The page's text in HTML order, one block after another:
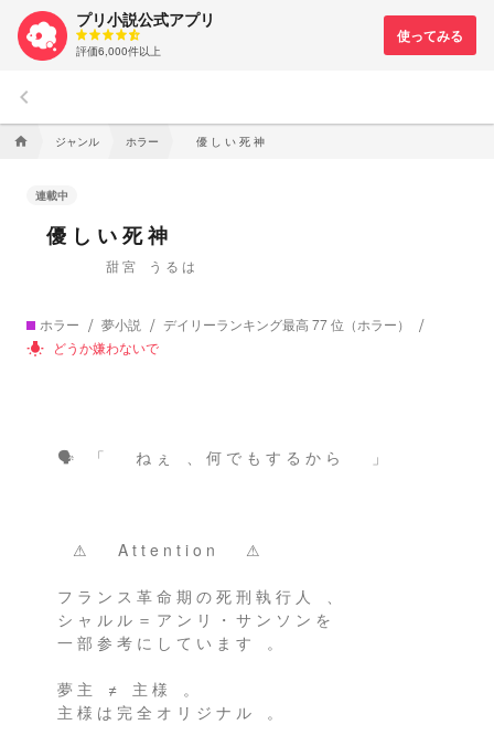
プリ小説公式アプリ
評価6,000件以上
keyboard_arrow_left
home ジャンル ホラー 優 し い 死 神
連載中
優 し い 死 神
甜 宮 う る は
ホラー 夢小説 デイリーランキング最高 77 位（ホラー）
wb_incandescent どうか嫌わないで
🗣️ 「 ね ぇ 、 何 で も す る か ら 」
⚠ A t t e n t i o n ⚠
フ ラ ン ス 革 命 期 の 死 刑 執 行 人 、
シ ャ ル ル ＝ ア ン リ ・ サ ン ソ ン を
一 部 参 考 に し て い ま す 。
夢 主 ≠ 主 様 。
主 様 は 完 全 オ リ ジ ナ ル 。